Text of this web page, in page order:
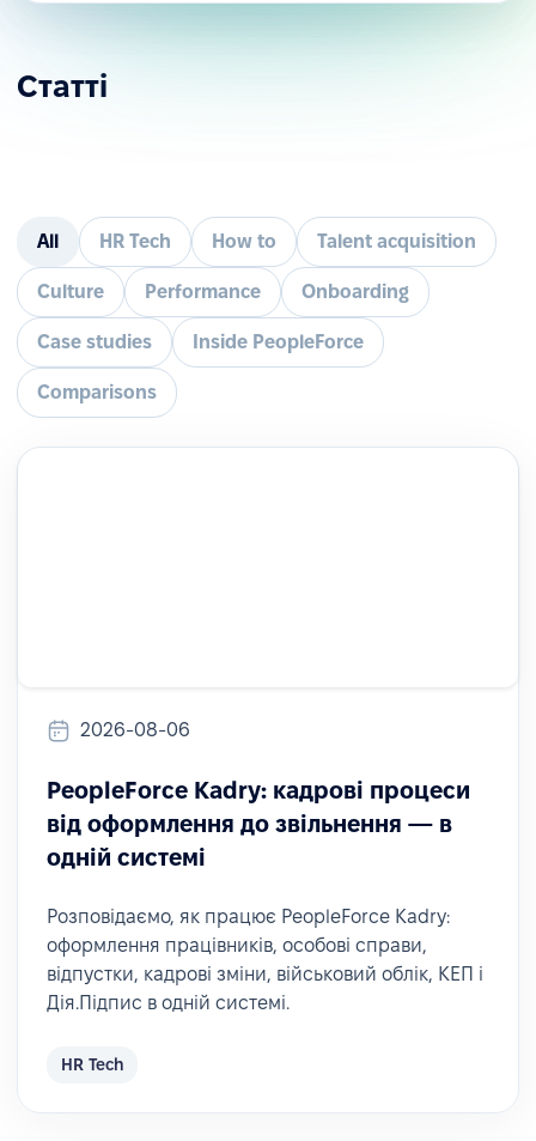
Статті
All HR Tech How to Talent acquisition
Culture Performance Onboarding
Case studies Inside PeopleForce
Comparisons
2026-08-06
PeopleForce Kadry: кадрові процеси
від оформлення до звільнення — в
одній системі
Розповідаємо, як працює PeopleForce Kadry:
оформлення працівників, особові справи,
відпустки, кадрові зміни, військовий облік, КЕП і
Дія.Підпис в одній системі.
HR Tech